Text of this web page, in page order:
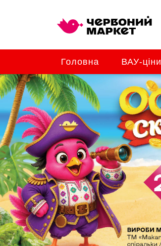
Головна ВАУ-ціни